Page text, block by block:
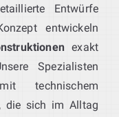
Entwürfe
entwickeln
exakt
Spezialisten
technischem
die sich im Alltag